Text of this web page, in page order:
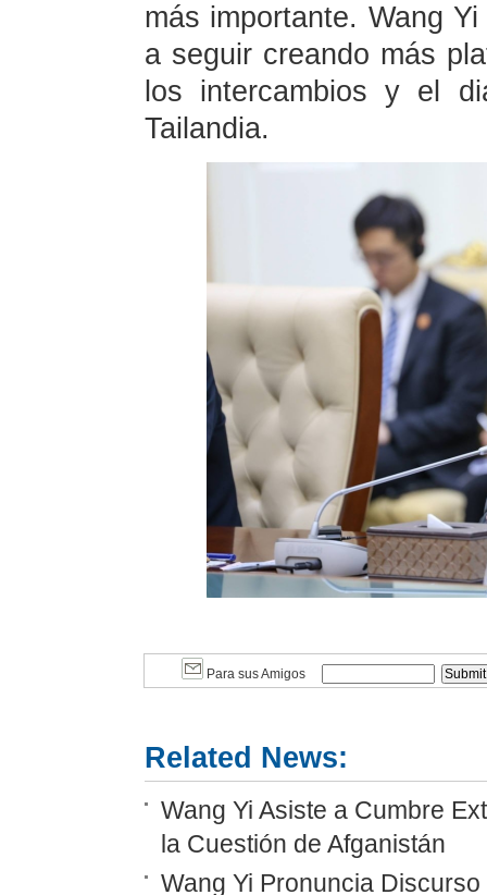
más importante. Wang
a seguir creando más
los intercambios y el
Tailandia.
Para sus Amigos
Related News:
Wang Yi Asiste a Cumbre
la Cuestión de Afganistán
Wang Yi Pronuncia